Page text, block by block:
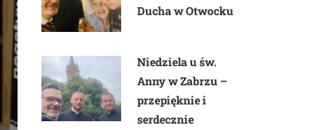
Ducha w Otwocku
Niedziela u św.
Anny w Zabrzu –
przepięknie i
serdecznie